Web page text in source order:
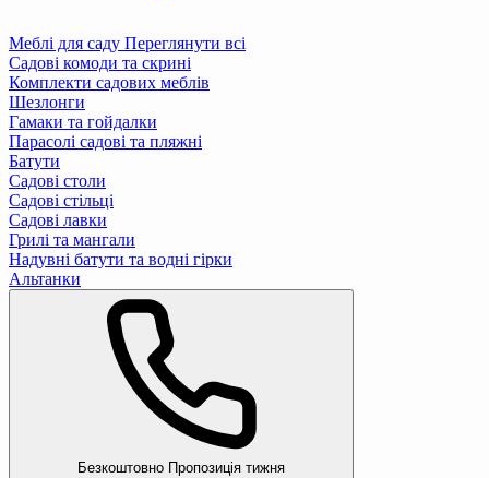
Меблі для саду Переглянути всі
Садові комоди та скрині
Комплекти садових меблів
Шезлонги
Гамаки та гойдалки
Парасолі садові та пляжні
Батути
Садові столи
Садові стільці
Садові лавки
Грилі та мангали
Надувні батути та водні гірки
Альтанки
Безкоштовно Пропозиція тижня